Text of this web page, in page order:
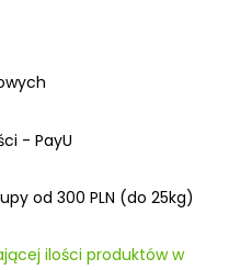
- PayU
od 300 PLN (do 25kg)
ilości produktów w